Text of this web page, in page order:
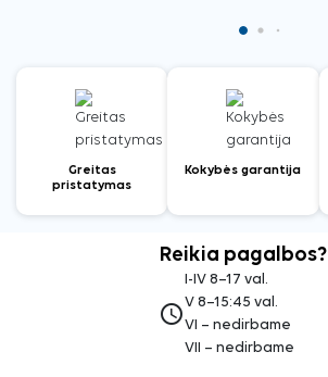
Greitas
pristatymas
Kokybės garantija
Reikia pagalbos?
access_time
I-IV 8–17 val.
V 8–15:45 val.
VI – nedirbame
VII – nedirbame